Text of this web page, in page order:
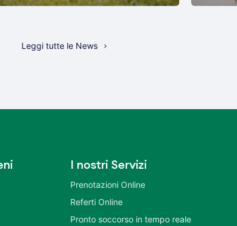
Leggi tutte le News
I nostri Servizi
Prenotazioni Online
Referti Online
Pronto soccorso in tempo reale